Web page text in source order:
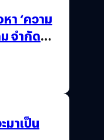
า ‘ความ
จำกัด
มาเป็น